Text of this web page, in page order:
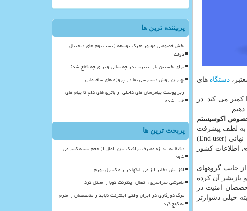
دستگاه های
کمتر می کند. در
دهیم.
اکوسیستم
به لطف پیشرفت
های هوش مصنوعی، شمار زیادی از باگ های خطرناک در پلت فرم های مختلف کشف شده اند. این باگ ها برای امنیت کاربران نهائی (End-user)
اطلاعات کشور
جانب گروههای
بازنشر آن کرده
امنیت در
خیلی دشوارتر
پربیننده ترین ها
بخش خصوصی موتور محرک توسعه زیست بوم های دیجیتال
دولت
برای نخستین بار اینترنت در چه سالی و برای چه قطع شد؟
بهترین روش دسترسی نما در پروژه های ساختمانی
زیر پوست پیامرسان های داخلی از باتری های داغ تا پیام های
غیب شده
پربحث ترین ها
دقیقا به اندازه مصرف ترافیک بین الملل از حجم بسته کسر می
شود
افزایش ذخایر الزامی بانکها در راه کنترل تورم
خاموشی سراسری، اتصال اینترنت کوبا را مختل کرد
مرگ دورکاری در ایران وقتی اینترنت ناپایدار متخصصان را ملزم
به کوچ کرد